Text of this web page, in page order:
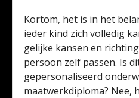
Kortom, het is in het
ieder kind zich volledig
gelijke kansen en
persoon zelf passen. Is
gepersonaliseerd
maatwerkdiploma? Nee,